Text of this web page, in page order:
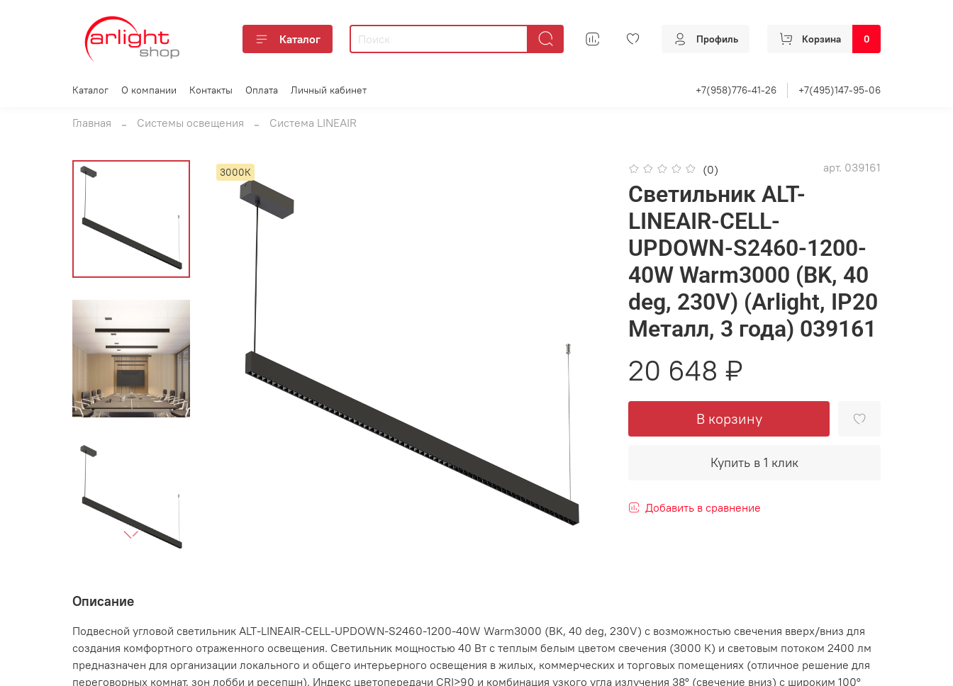
Каталог Профиль Корзина 0
Каталог О компании Контакты Оплата Личный кабинет +7(958)776-41-26 +7(495)147-95-06
Главная Системы освещения Система LINEAIR
3000К (0) арт. 039161
Светильник ALT-
LINEAIR-CELL-
UPDOWN-S2460-1200-
40W Warm3000 (BK, 40
deg, 230V) (Arlight, IP20
Металл, 3 года) 039161
20 648 ₽
В корзину
Купить в 1 клик
Добавить в сравнение
Описание
Подвесной угловой светильник ALT-LINEAIR-CELL-UPDOWN-S2460-1200-40W Warm3000 (BK, 40 deg, 230V) с возможностью свечения вверх/вниз для
создания комфортного отраженного освещения. Светильник мощностью 40 Вт с теплым белым цветом свечения (3000 К) и световым потоком 2400 лм
предназначен для организации локального и общего интерьерного освещения в жилых, коммерческих и торговых помещениях (отличное решение для
переговорных комнат, зон лобби и ресепшн). Индекс цветопередачи CRI>90 и комбинация узкого угла излучения 38° (свечение вниз) с широким 100°